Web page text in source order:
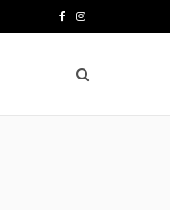
e
I
s
t